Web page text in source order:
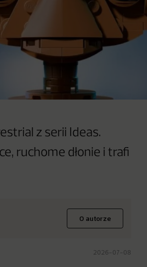
z serii Ideas.
ruchome dłonie i trafi
O autorze
2026-07-08